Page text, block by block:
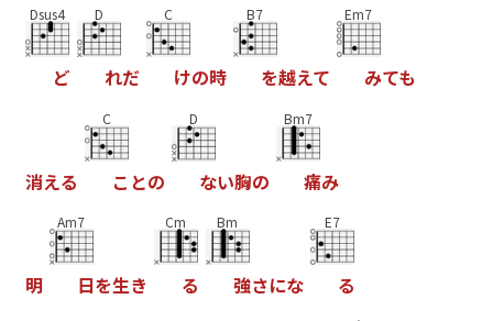
Dsus4
ど
D
れだ
C
けの時
B7
を越えて
Em7
みても
消える
C
こ との
D
ない胸の
Bm7
痛み
明
Am7
日を生き
Cm
る
Bm
強さにな
E7
る